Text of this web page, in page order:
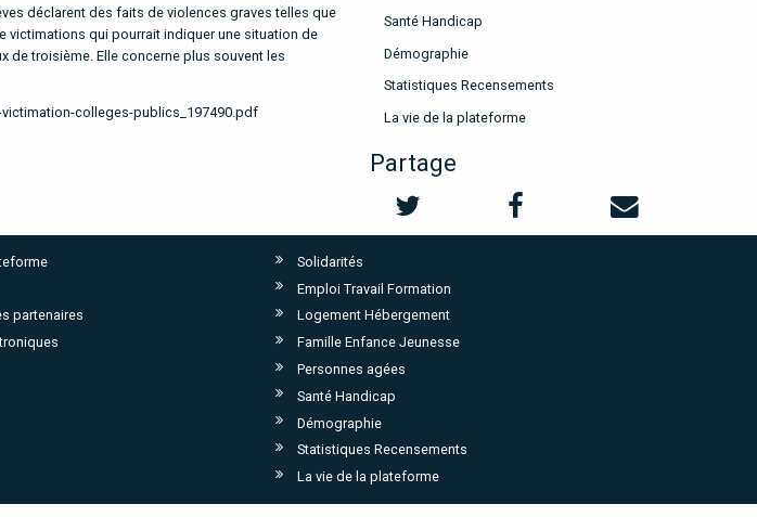
déclarent des faits de violences graves telles que
victimations qui pourrait indiquer une situation de
de troisième. Elle concerne plus souvent les
colleges-publics_197490.pdf
Santé Handicap
Démographie
Statistiques Recensements
La vie de la plateforme
Partage
partenaires
Solidarités
Emploi Travail Formation
Logement Hébergement
Famille Enfance Jeunesse
Personnes agées
Santé Handicap
Démographie
Statistiques Recensements
La vie de la plateforme